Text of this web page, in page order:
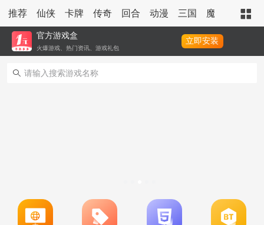
推荐 仙侠 卡牌 传奇 回合 动漫 三国 魔幻 策略
官方游戏盒
火爆游戏、热门资讯、游戏礼包
立即安装
新区单日助力活动